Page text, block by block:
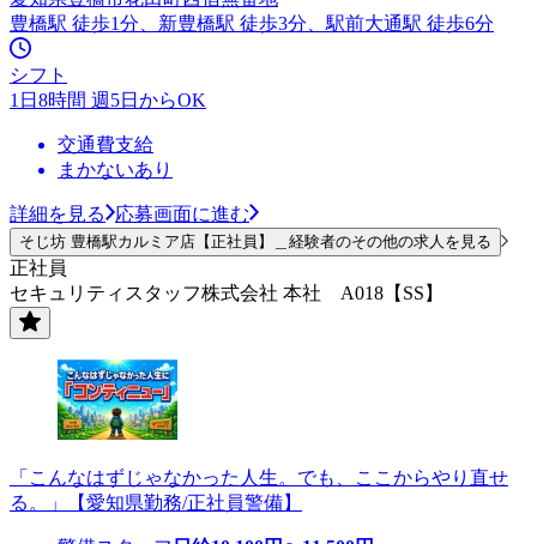
豊橋駅 徒歩1分、新豊橋駅 徒歩3分、駅前大通駅 徒歩6分
シフト
1日8時間 週5日からOK
交通費支給
まかないあり
詳細を見る 応募画面に進む
そじ坊 豊橋駅カルミア店【正社員】＿経験者のその他の求人を見る
正社員
セキュリティスタッフ株式会社 本社 A018【SS】
「こんなはずじゃなかった人生。でも、ここからやり直せ
る。」【愛知県勤務/正社員警備】